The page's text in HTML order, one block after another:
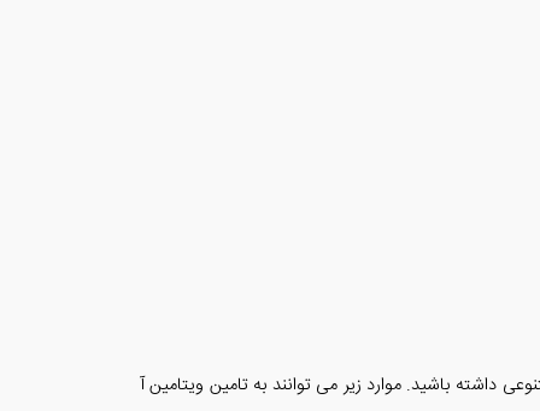
داشته باشید. موارد زیر می توانند به تامین ویتامین آ